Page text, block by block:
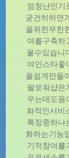
엄청난인기
굳건히하면
을위한무한
여를구축하
울수있습니
여인스타좋
을쉽게만들
팔로워샵은
우는데도움
화적인서비
특징중하나
화하는기능
기적참여를